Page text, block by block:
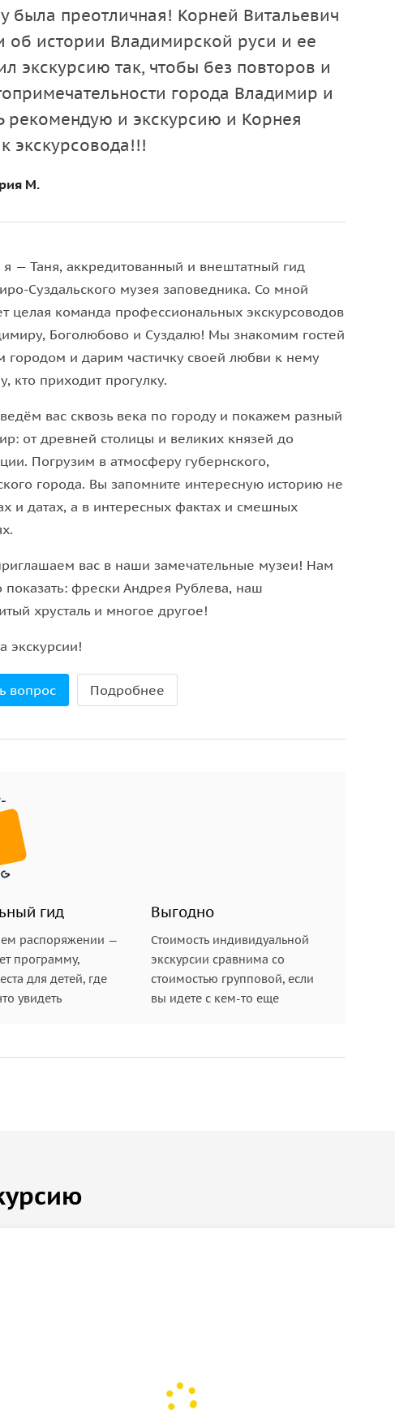
как главный собор Всея Руси и
резного декора, возведенный
фасад этого собора можно рассматривать
памятник домонгольской гражданской
крепость по валам и спустимся к святому
по заливному лугу к Храму-Лебедю — так его
самой совершенной церковью Руси: она
гармонирует с окружающими её
в центре города запрещено и
едем в Боголюбово. От монастыря до храма
на автомобиле.
была преотличная! Корней Витальевич
об истории Владимирской руси и ее
экскурсию так, чтобы без повторов и
города Владимир и
и экскурсию и Корнея
экскурсовода!!!
М.
я — Таня, аккредитованный и внештатный гид
Суздальского музея заповедника. Со мной
целая команда профессиональных экскурсоводов
Боголюбово и Суздалю! Мы знакомим гостей
городом и дарим частичку своей любви к нему
кто приходит прогулку.
вас сквозь века по городу и покажем разный
от древней столицы и великих князей до
Погрузим в атмосферу губернского,
города. Вы запомните интересную историю не
и датах, а в интересных фактах и смешных
вас в наши замечательные музеи! Нам
показать: фрески Андрея Рублева, наш
хрусталь и многое другое!
экскурсии!
вопрос Подробнее
гид
распоряжении —
программу,
для детей, где
увидеть
Выгодно
Стоимость индивидуальной
экскурсии сравнима со
стоимостью групповой, если
вы идете с кем-то еще